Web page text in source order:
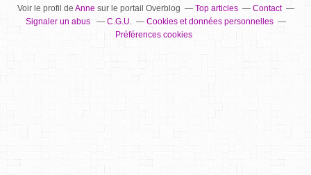
Voir le profil de Annesur le portail Overblog Top articles
Contact
Signaler un abus
C.G.U.
Cookies et données personnelles
Préférences cookies